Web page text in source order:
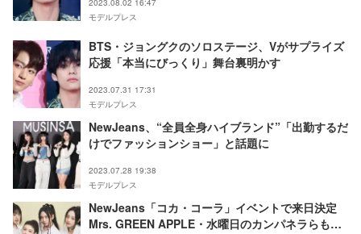
2023.08.02 16:47
モデルプレス
BTS・ジョングクのソロステージ、Vがサプライズ
応援「本当にびっくり」舞台裏明かす
2023.07.31 17:31
モデルプレス
NewJeans、“全員全身ハイブランド”「出勤するだ
けでファッションショー」と話題に
2023.07.28 19:38
モデルプレス
NewJeans「コカ・コーラ」イベントで来日決定
Mrs. GREEN APPLE・水曜日のカンパネラらも出